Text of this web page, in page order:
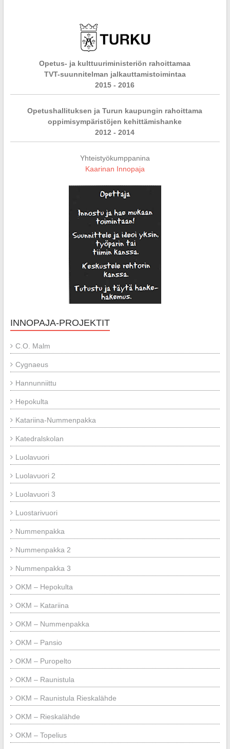
Opetus- ja kulttuuriministeriön rahoittamaa
TVT-suunnitelman jalkauttamistoimintaa
2015 - 2016
Opetushallituksen ja Turun kaupungin rahoittama
oppimisympäristöjen kehittämishanke
2012 - 2014
Yhteistyökumppanina
Kaarinan Innopaja
INNOPAJA-PROJEKTIT
C.O. Malm
Cygnaeus
Hannunniittu
Hepokulta
Katariina-Nummenpakka
Katedralskolan
Luolavuori
Luolavuori 2
Luolavuori 3
Luostarivuori
Nummenpakka
Nummenpakka 2
Nummenpakka 3
OKM – Hepokulta
OKM – Katariina
OKM – Nummenpakka
OKM – Pansio
OKM – Puropelto
OKM – Raunistula
OKM – Raunistula Rieskalähde
OKM – Rieskalähde
OKM – Topelius